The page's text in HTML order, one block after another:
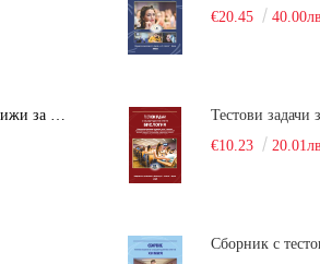
Осигуряване на грижи за поддържане на здравното състояние на уязвимите групи от населени
€20.45
€10.23